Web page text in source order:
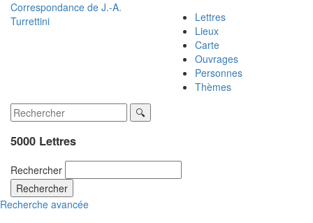
Correspondance de J.-A.
Turrettini
Lettres
Lieux
Carte
Ouvrages
Personnes
Thèmes
5000 Lettres
Rechercher
Rechercher
Recherche avancée